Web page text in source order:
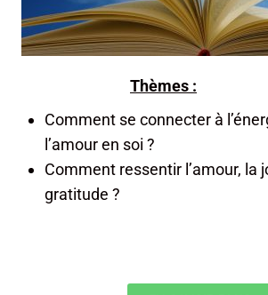
Thèmes :
Comment se connecter à
l’amour en soi ?
Comment ressentir l’amour, la